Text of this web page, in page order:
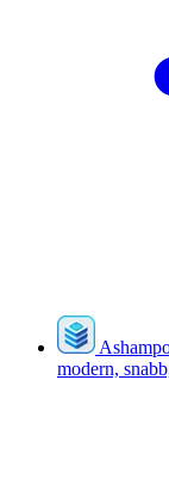
modern,